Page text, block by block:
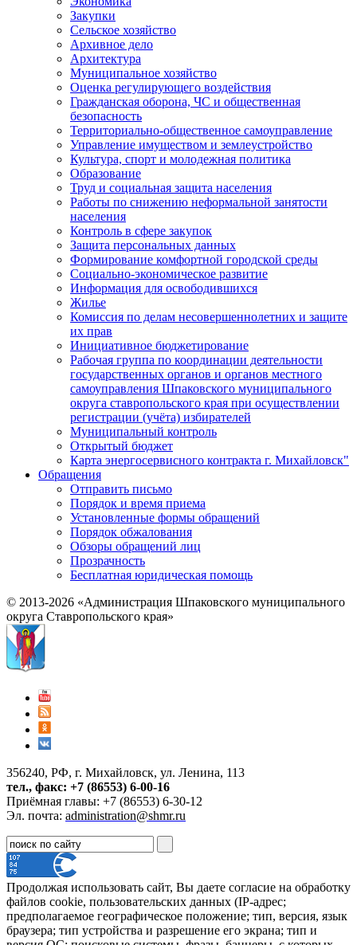
Закупки
Сельское хозяйство
Архивное дело
Архитектура
Муниципальное хозяйство
Оценка регулирующего воздействия
Гражданская оборона, ЧС и общественная
безопасность
Территориально-общественное самоуправление
Управление имуществом и землеустройство
Культура, спорт и молодежная политика
Образование
Труд и социальная защита населения
Работы по снижению неформальной занятости
населения
Контроль в сфере закупок
Защита персональных данных
Формирование комфортной городской среды
Социально-экономическое развитие
Информация для освободившихся
Жилье
Комиссия по делам несовершеннолетних и защите
их прав
Инициативное бюджетирование
Рабочая группа по координации деятельности
государственных органов и органов местного
самоуправления Шпаковского муниципального
округа ставропольского края при осуществлении
регистрации (учёта) избирателей
Муниципальный контроль
Открытый бюджет
Карта энергосервисного контракта г. Михайловск"
Обращения
Отправить письмо
Порядок и время приема
Установленные формы обращений
Порядок обжалования
Обзоры обращений лиц
Прозрачность
Бесплатная юридическая помощь
© 2013-2026 «Администрация Шпаковского муниципального
округа Ставропольского края»
356240, РФ, г. Михайловск, ул. Ленина, 113
тел., факс: +7 (86553) 6-00-16
Приёмная главы: +7 (86553) 6-30-12
Эл. почта: administration@shmr.ru
Продолжая использовать сайт, Вы даете согласие на обработку
файлов cookie, пользовательских данных (IP-адрес;
предполагаемое географическое положение; тип, версия, язык
браузера; тип устройства и разрешение его экрана; тип и